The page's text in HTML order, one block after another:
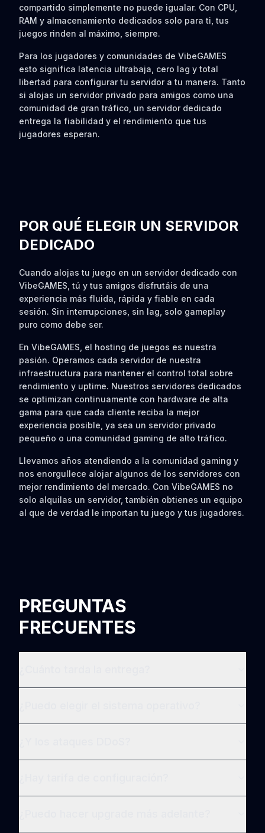
compartido simplemente no puede igualar. Con CPU,
RAM y almacenamiento dedicados solo para ti, tus
juegos rinden al máximo, siempre.
Para los jugadores y comunidades de VibeGAMES
esto significa latencia ultrabaja, cero lag y total
libertad para configurar tu servidor a tu manera. Tanto
si alojas un servidor privado para amigos como una
comunidad de gran tráfico, un servidor dedicado
entrega la fiabilidad y el rendimiento que tus
jugadores esperan.
POR QUÉ ELEGIR UN SERVIDOR
DEDICADO
Cuando alojas tu juego en un servidor dedicado con
VibeGAMES, tú y tus amigos disfrutáis de una
experiencia más fluida, rápida y fiable en cada
sesión. Sin interrupciones, sin lag, solo gameplay
puro como debe ser.
En VibeGAMES, el hosting de juegos es nuestra
pasión. Operamos cada servidor de nuestra
infraestructura para mantener el control total sobre
rendimiento y uptime. Nuestros servidores dedicados
se optimizan continuamente con hardware de alta
gama para que cada cliente reciba la mejor
experiencia posible, ya sea un servidor privado
pequeño o una comunidad gaming de alto tráfico.
Llevamos años atendiendo a la comunidad gaming y
nos enorgullece alojar algunos de los servidores con
mejor rendimiento del mercado. Con VibeGAMES no
solo alquilas un servidor, también obtienes un equipo
al que de verdad le importan tu juego y tus jugadores.
PREGUNTAS
FRECUENTES